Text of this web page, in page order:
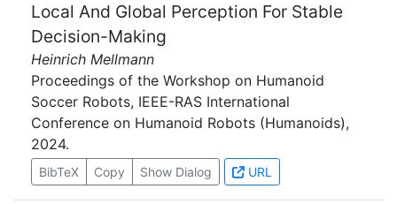
Local And Global Perception For Stable
Decision-Making
Heinrich Mellmann
Proceedings of the Workshop on Humanoid
Soccer Robots, IEEE-RAS International
Conference on Humanoid Robots (Humanoids),
2024.
BibTeX Copy Show Dialog URL